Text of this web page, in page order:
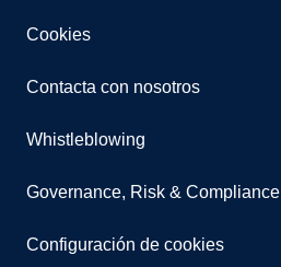
Cookies
Contacta con nosotros
Whistleblowing
Governance, Risk & Compliance
Configuración de cookies